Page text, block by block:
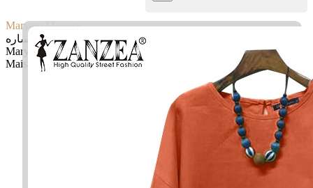
Maryam Maisara
مريم ميساره
Maryam: Ibu Nabi Isa
Maisara: Ketenangan, nyaman, kemakmuran, kekayaan, kelapangan
WhatsApp
Line Telegram
Share